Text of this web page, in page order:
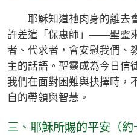
耶穌知道祂肉身的離去
許差遣「保惠師」——聖靈
者、代求者，會安慰我們、
主的話語。聖靈成為今日信
我們在面對困難與抉擇時，
自的帶領與智慧。
三、耶穌所賜的平安（約